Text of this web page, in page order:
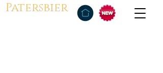
Patersbier